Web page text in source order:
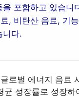
포함하고 있습
, 비탄산 음료, 기
니다.
로벌 에너지 음
균 성장률로 성장